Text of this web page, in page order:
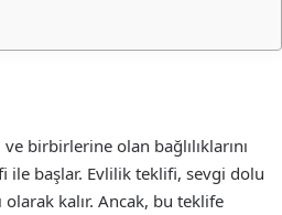
birbirlerine olan bağlılıklarını
ile başlar. Evlilik teklifi, sevgi dolu
kalır. Ancak, bu teklife